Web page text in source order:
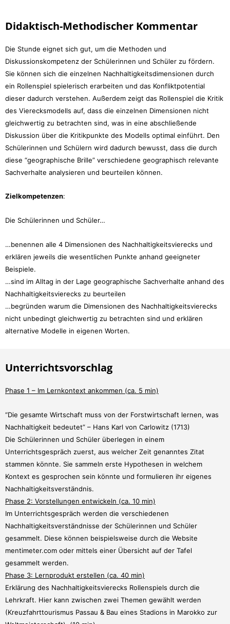
Didaktisch-Methodischer Kommentar
Die Stunde eignet sich gut, um die Methoden und
Diskussionskompetenz der Schülerinnen und Schüler zu fördern.
Sie können sich die einzelnen Nachhaltigkeitsdimensionen durch
ein Rollenspiel spielerisch erarbeiten und das Konfliktpotential
dieser dadurch verstehen. Außerdem zeigt das Rollenspiel die Kritik
des Vierecksmodells auf, dass die einzelnen Dimensionen nicht
gleichwertig zu betrachten sind, was in eine abschließende
Diskussion über die Kritikpunkte des Modells optimal einführt. Den
Schülerinnen und Schülern wird dadurch bewusst, dass die durch
diese “geographische Brille” verschiedene geographisch relevante
Sachverhalte analysieren und beurteilen können.
Zielkompetenzen:
Die Schülerinnen und Schüler…
…benennen alle 4 Dimensionen des Nachhaltigkeitsvierecks und
erklären jeweils die wesentlichen Punkte anhand geeigneter
Beispiele.
…sind im Alltag in der Lage geographische Sachverhalte anhand des
Nachhaltigkeitsvierecks zu beurteilen
…begründen warum die Dimensionen des Nachhaltigkeitsvierecks
nicht unbedingt gleichwertig zu betrachten sind und erklären
alternative Modelle in eigenen Worten.
Unterrichtsvorschlag
Phase 1 – Im Lernkontext ankommen (ca. 5 min)
“Die gesamte Wirtschaft muss von der Forstwirtschaft lernen, was
Nachhaltigkeit bedeutet” – Hans Karl von Carlowitz (1713)
Die Schülerinnen und Schüler überlegen in einem
Unterrichtsgespräch zuerst, aus welcher Zeit genanntes Zitat
stammen könnte. Sie sammeln erste Hypothesen in welchem
Kontext es gesprochen sein könnte und formulieren ihr eigenes
Nachhaltigkeitsverständnis.
Phase 2: Vorstellungen entwickeln (ca. 10 min)
Im Unterrichtsgespräch werden die verschiedenen
Nachhaltigkeitsverständnisse der Schülerinnen und Schüler
gesammelt. Diese können beispielsweise durch die Website
mentimeter.com oder mittels einer Übersicht auf der Tafel
gesammelt werden.
Phase 3: Lernprodukt erstellen (ca. 40 min)
Erklärung des Nachhaltigkeitsvierecks Rollenspiels durch die
Lehrkraft. Hier kann zwischen zwei Themen gewählt werden
(Kreuzfahrttourismus Passau & Bau eines Stadions in Marokko zur